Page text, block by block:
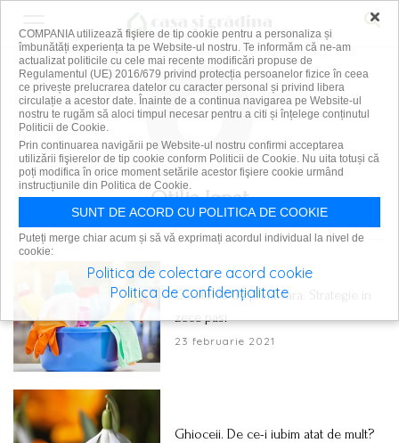
Otilia Ignat
Curatenia de primavara. Strategie in
zece pasi
23 februarie 2021
Ghioceii. De ce-i iubim atat de mult?
×
COMPANIA utilizează fişiere de tip cookie pentru a personaliza și
îmbunătăți experiența ta pe Website-ul nostru. Te informăm că ne-am
actualizat politicile cu cele mai recente modificări propuse de
Regulamentul (UE) 2016/679 privind protecția persoanelor fizice în ceea
ce privește prelucrarea datelor cu caracter personal și privind libera
circulație a acestor date. Înainte de a continua navigarea pe Website-ul
nostru te rugăm să aloci timpul necesar pentru a citi și înțelege conținutul
Politicii de Cookie.
Prin continuarea navigării pe Website-ul nostru confirmi acceptarea
utilizării fişierelor de tip cookie conform Politicii de Cookie. Nu uita totuși că
poți modifica în orice moment setările acestor fişiere cookie urmând
instrucțiunile din Politica de Cookie.
SUNT DE ACORD CU POLITICA DE COOKIE
Puteți merge chiar acum și să vă exprimați acordul individual la nivel de
cookie:
Politica de colectare acord cookie
Politica de confidențialitate